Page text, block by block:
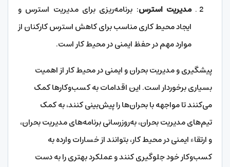
مدیریت استرس: برنامه‌ریزی برای مدیریت استرس و
ایجاد محیط کاری مناسب برای کاهش استرس کارکنان از
موارد مهم در حفظ ایمنی در محیط کار است.
پیشگیری و مدیریت بحران و ایمنی در محیط کار از اهمیت
بسیاری برخوردار است. این اقدامات به کسب‌وکارها کمک
می‌کنند تا مواجهه با بحران‌ها را پیش‌بینی کنند، به کمک
تیم‌های مدیریت بحران، به‌روزرسانی برنامه‌های مدیریت بحران،
و ارتقاء ایمنی در محیط کار، بتوانند از خسارات وارده به
کسب‌وکار خود جلوگیری کنند و عملکرد بهتری را به دست